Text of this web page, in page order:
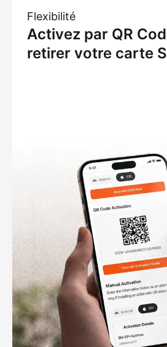
Flexibilité
Activez par QR
retirer votre carte